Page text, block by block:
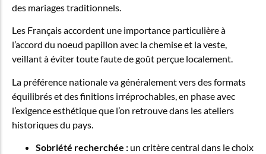
des mariages traditionnels.
Les Français accordent une importance particulière à
l’accord du noeud papillon avec la chemise et la veste,
veillant à éviter toute faute de goût perçue localement.
La préférence nationale va généralement vers des formats
équilibrés et des finitions irréprochables, en phase avec
l’exigence esthétique que l’on retrouve dans les ateliers
historiques du pays.
Sobriété recherchée : un critère central dans le choix